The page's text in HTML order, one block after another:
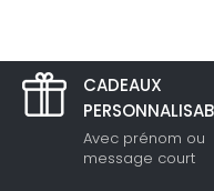
CADEAUX
Avec prénom ou
message court